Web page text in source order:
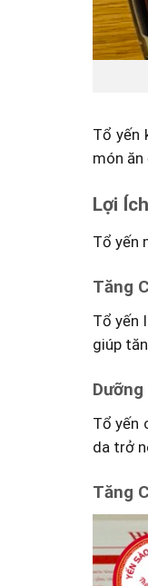
Tổ yến
món
Lợi
Tổ yến
Tăng
Tổ yến
giúp
Tổ yến
da trở
Tăng